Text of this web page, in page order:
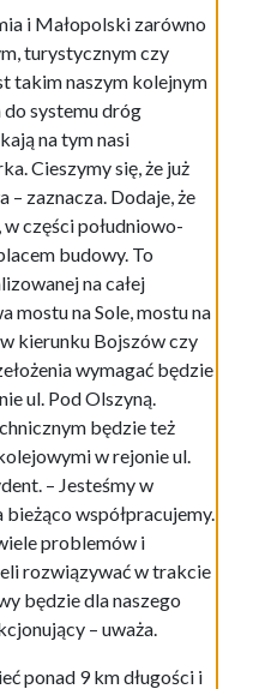
i Małopolski zarówno
turystycznym czy
takim naszym kolejnym
do systemu dróg
na tym nasi
Cieszymy się, że już
– zaznacza. Dodaje, że
części południowo-
budowy. To
na całej
mostu na Sole, mostu na
kierunku Bojszów czy
wymagać będzie
ul. Pod Olszyną.
będzie też
w rejonie ul.
– Jesteśmy w
współpracujemy.
problemów i
rozwiązywać w trakcie
będzie dla naszego
– uważa.
ponad 9 km długości i